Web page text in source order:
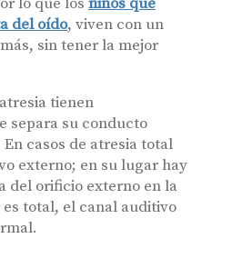
del oído, viven con un
sin tener la mejor
tienen
separa su conducto
casos de atresia total
externo; en su lugar hay
del orificio externo en la
total, el canal auditivo